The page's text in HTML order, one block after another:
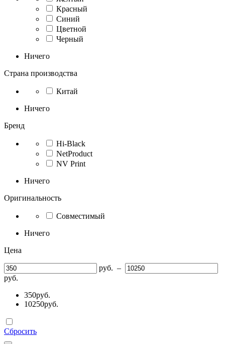
Красный
Синий
Цветной
Черный
Ничего
Страна производства
Китай
Ничего
Бренд
Hi-Black
NetProduct
NV Print
Ничего
Оригинальность
Совместимый
Ничего
Цена
руб. –
руб.
350руб.
10250руб.
Сбросить